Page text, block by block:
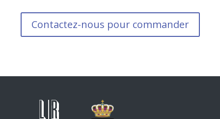
Contactez-nous pour commander